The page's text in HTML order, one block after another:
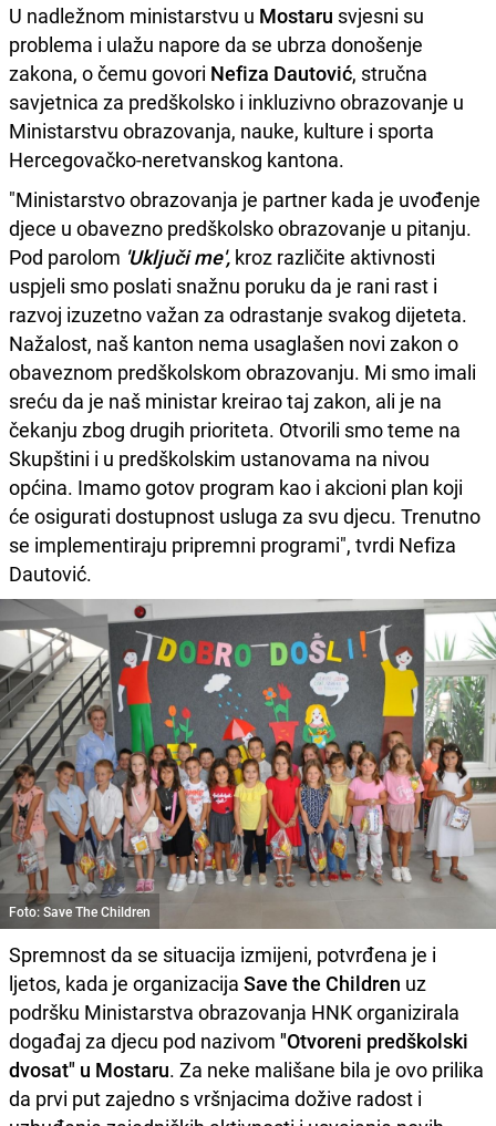
U nadležnom ministarstvu u Mostaru svjesni su
problema i ulažu napore da se ubrza donošenje
zakona, o čemu govori Nefiza Dautović, stručna
savjetnica za predškolsko i inkluzivno obrazovanje u
Ministarstvu obrazovanja, nauke, kulture i sporta
Hercegovačko-neretvanskog kantona.
"Ministarstvo obrazovanja je partner kada je uvođenje
djece u obavezno predškolsko obrazovanje u pitanju.
Pod parolom 'Uključi me', kroz različite aktivnosti
uspjeli smo poslati snažnu poruku da je rani rast i
razvoj izuzetno važan za odrastanje svakog dijeteta.
Nažalost, naš kanton nema usaglašen novi zakon o
obaveznom predškolskom obrazovanju. Mi smo imali
sreću da je naš ministar kreirao taj zakon, ali je na
čekanju zbog drugih prioriteta. Otvorili smo teme na
Skupštini i u predškolskim ustanovama na nivou
općina. Imamo gotov program kao i akcioni plan koji
će osigurati dostupnost usluga za svu djecu. Trenutno
se implementiraju pripremni programi", tvrdi Nefiza
Dautović.
Foto: Save The Children
Spremnost da se situacija izmijeni, potvrđena je i
ljetos, kada je organizacija Save the Children uz
podršku Ministarstva obrazovanja HNK organizirala
događaj za djecu pod nazivom "Otvoreni predškolski
dvosat" u Mostaru. Za neke mališane bila je ovo prilika
da prvi put zajedno s vršnjacima dožive radost i